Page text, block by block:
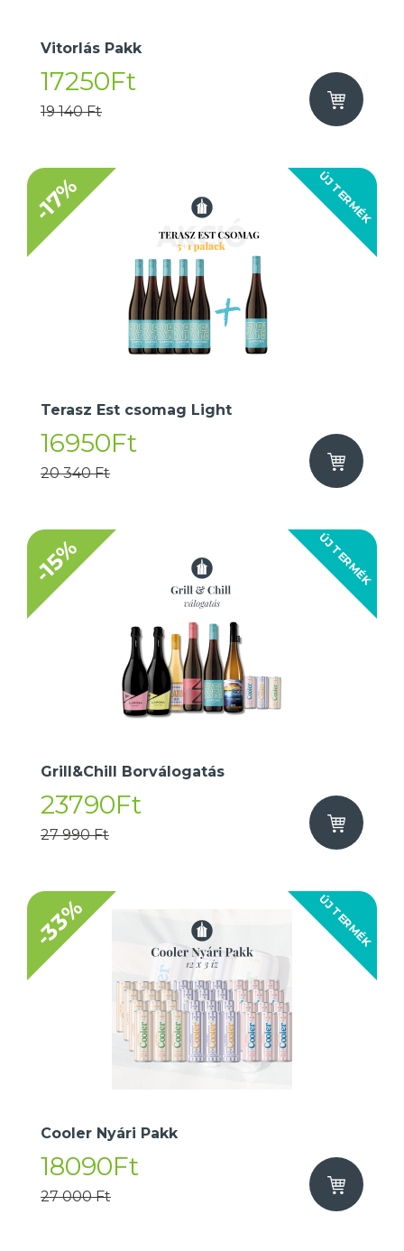
Vitorlás Pakk
17250Ft
19 140 Ft
ÚJ TERMÉK
-17%
Terasz Est csomag Light
16950Ft
20 340 Ft
ÚJ TERMÉK
-15%
Grill&Chill Borválogatás
23790Ft
27 990 Ft
ÚJ TERMÉK
-33%
Cooler Nyári Pakk
18090Ft
27 000 Ft